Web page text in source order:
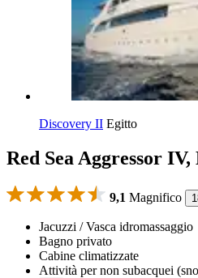
Discovery II Egitto
Red Sea Aggressor
9,1 Magnifico
Jacuzzi / Vasca idromassaggio
Bagno privato
Cabine climatizzate
Attività per non subacquei